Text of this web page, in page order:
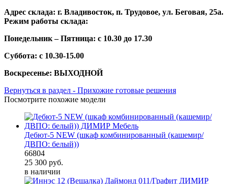
Адрес склада: г. Владивосток, п. Трудовое, ул. Беговая, 25а.
Режим работы склада:
Понедельник – Пятница: с 10.30 до 17.30
Суббота: с 10.30-15.00
Воскресенье: ВЫХОДНОЙ
Вернуться в раздел - Прихожие готовые решения
Посмотрите похожие модели
Дебют-5 NEW (шкаф комбинированный (кашемир/
ДВПО: белый))
66804
25 300 руб.
в наличии